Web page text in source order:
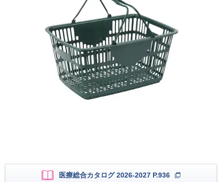
医療総合カタログ 2026-2027 P.936